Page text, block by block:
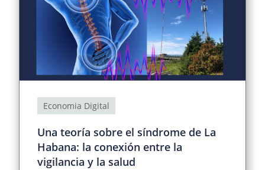
Economia Digital
Una teoría sobre el síndrome de La
Habana: la conexión entre la
vigilancia y la salud